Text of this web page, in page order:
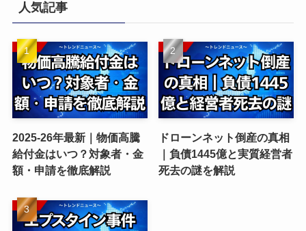
人気記事
2025-26年最新｜物価高騰
給付金はいつ？対象者・金
額・申請を徹底解説
ドローンネット倒産の真相
｜負債1445億と実質経営者
死去の謎を解説